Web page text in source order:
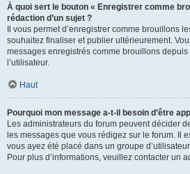
À quoi sert le bouton « Enregistrer comme
rédaction d’un sujet ?
Il vous permet d’enregistrer comme brouillons
souhaitez finaliser et publier ultérieurement.
messages enregistrés comme brouillons
l’utilisateur.
Haut
Pourquoi mon message a-t-il besoin d’être
Les administrateurs du forum peuvent décider
les messages que vous rédigez sur le forum. Il
vous ayez été placé dans un groupe
Pour plus d’informations, veuillez contacter un